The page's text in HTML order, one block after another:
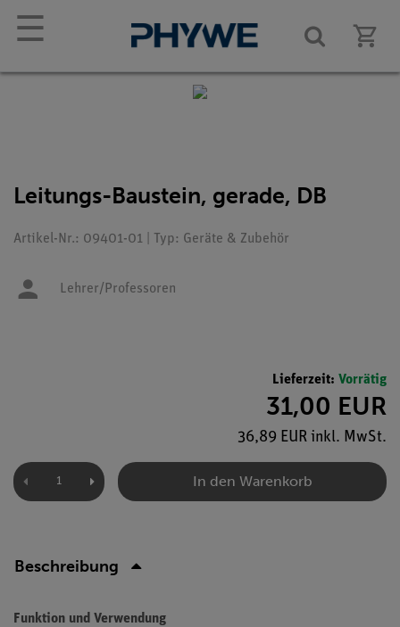
☰
Leitungs-Baustein, gerade, DB
Artikel-Nr.: 09401-01 | Typ: Geräte & Zubehör
Lehrer/Professoren
Lieferzeit: Vorrätig
31,00 EUR
36,89 EUR inkl. MwSt.
In den Warenkorb
Beschreibung
Funktion und Verwendung